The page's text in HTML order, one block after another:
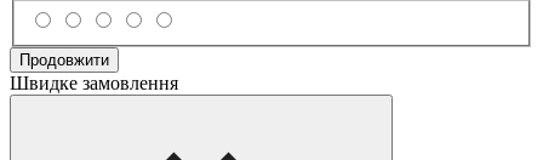
Продовжити
Швидке замовлення